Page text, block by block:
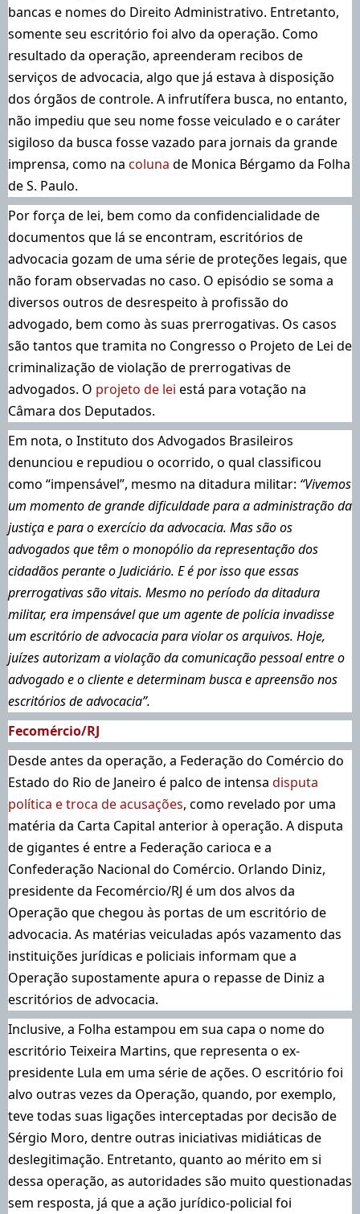
bancas e nomes do Direito Administrativo. Entretanto,
somente seu escritório foi alvo da operação. Como
resultado da operação, apreenderam recibos de
serviços de advocacia, algo que já estava à disposição
dos órgãos de controle. A infrutífera busca, no entanto,
não impediu que seu nome fosse veiculado e o caráter
sigiloso da busca fosse vazado para jornais da grande
imprensa, como na coluna de Monica Bérgamo da Folha
de S. Paulo.
Por força de lei, bem como da confidencialidade de
documentos que lá se encontram, escritórios de
advocacia gozam de uma série de proteções legais, que
não foram observadas no caso. O episódio se soma a
diversos outros de desrespeito à profissão do
advogado, bem como às suas prerrogativas. Os casos
são tantos que tramita no Congresso o Projeto de Lei de
criminalização de violação de prerrogativas de
advogados. O projeto de lei está para votação na
Câmara dos Deputados.
Em nota, o Instituto dos Advogados Brasileiros
denunciou e repudiou o ocorrido, o qual classificou
como “impensável”, mesmo na ditadura militar: “Vivemos
um momento de grande dificuldade para a administração da
justiça e para o exercício da advocacia. Mas são os
advogados que têm o monopólio da representação dos
cidadãos perante o Judiciário. E é por isso que essas
prerrogativas são vitais. Mesmo no período da ditadura
militar, era impensável que um agente de polícia invadisse
um escritório de advocacia para violar os arquivos. Hoje,
juízes autorizam a violação da comunicação pessoal entre o
advogado e o cliente e determinam busca e apreensão nos
escritórios de advocacia”.
Fecomércio/RJ
Desde antes da operação, a Federação do Comércio do
Estado do Rio de Janeiro é palco de intensa disputa
política e troca de acusações, como revelado por uma
matéria da Carta Capital anterior à operação. A disputa
de gigantes é entre a Federação carioca e a
Confederação Nacional do Comércio. Orlando Diniz,
presidente da Fecomércio/RJ é um dos alvos da
Operação que chegou às portas de um escritório de
advocacia. As matérias veiculadas após vazamento das
instituições jurídicas e policiais informam que a
Operação supostamente apura o repasse de Diniz a
escritórios de advocacia.
Inclusive, a Folha estampou em sua capa o nome do
escritório Teixeira Martins, que representa o ex-
presidente Lula em uma série de ações. O escritório foi
alvo outras vezes da Operação, quando, por exemplo,
teve todas suas ligações interceptadas por decisão de
Sérgio Moro, dentre outras iniciativas midiáticas de
deslegitimação. Entretanto, quanto ao mérito em si
dessa operação, as autoridades são muito questionadas
sem resposta, já que a ação jurídico-policial foi